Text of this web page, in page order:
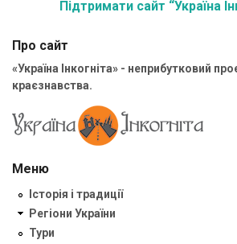
Підтримати сайт “Україна
Про сайт
«Україна Інкогніта» - неприбутковий
краєзнавства.
Меню
Історія і традиції
Регіони України
Тури